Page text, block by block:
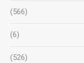
(566)
(6)
(526)